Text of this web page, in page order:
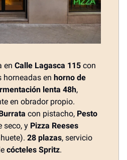
en Calle Lagasca 115 con
horneadas en horno de
lenta 48h,
en obrador propio.
con pistacho, Pesto
seco, y Pizza Reeses
28 plazas, servicio
cócteles Spritz.